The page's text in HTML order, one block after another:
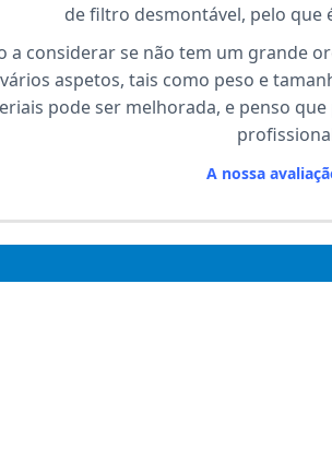
de filtro desmontável, pelo que
a considerar se não tem um grande
aspetos, tais como peso e
pode ser melhorada, e penso
A nossa